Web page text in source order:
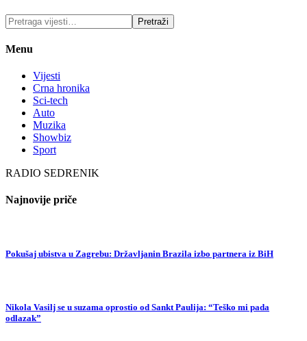
Menu
Vijesti
Crna hronika
Sci-tech
Auto
Muzika
Showbiz
Sport
RADIO SEDRENIK
Najnovije priče
Pokušaj ubistva u Zagrebu: Državljanin Brazila izbo partnera iz BiH
Nikola Vasilj se u suzama oprostio od Sankt Paulija: “Teško mi pada
odlazak”